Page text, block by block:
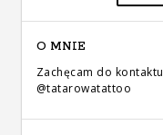
O MNIE
Zachęcam do
@tatarowatattoo